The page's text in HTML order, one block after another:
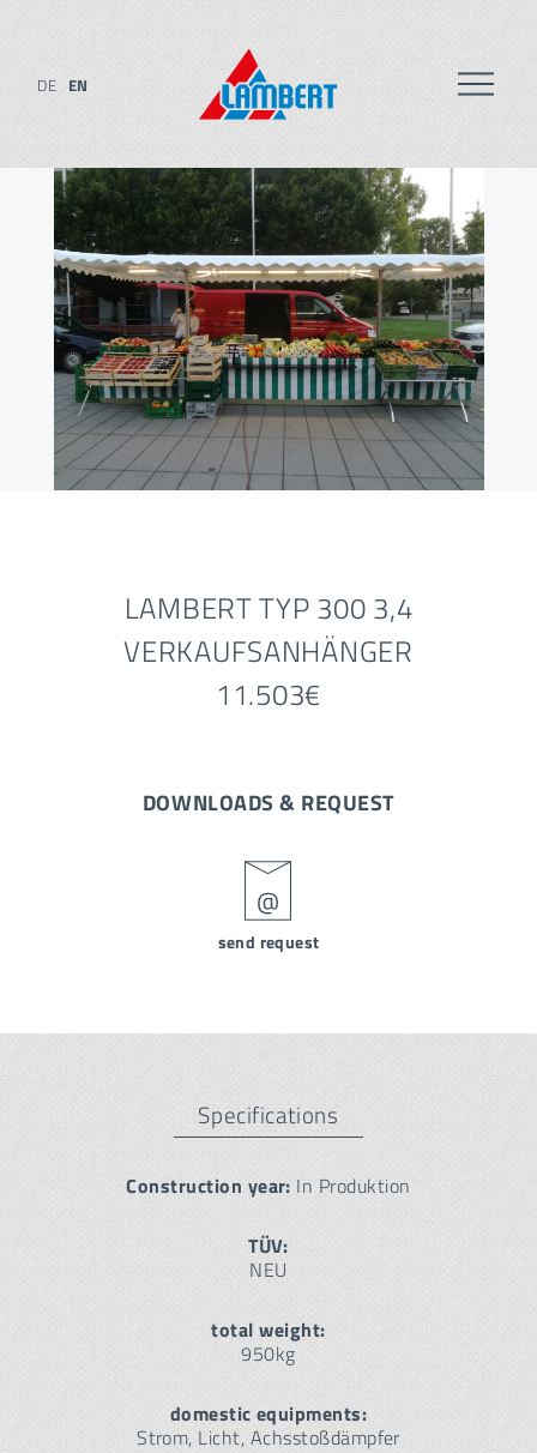
DE EN
LAMBERT TYP 300 3,4
VERKAUFSANHÄNGER
11.503€
DOWNLOADS & REQUEST
send request
Specifications
Construction year: In Produktion
TÜV:
NEU
total weight:
950kg
domestic equipments:
Strom, Licht, Achsstoßdämpfer